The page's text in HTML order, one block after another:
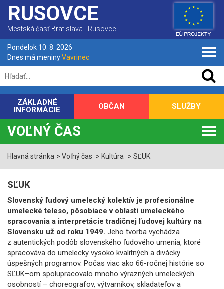
RUSOVCE
Mestská časť Bratislava - Rusovce
Pondelok 10. 8. 2026
Dnes má meninyVavrinec
ZÁKLADNÉ
INFORMÁCIE
OBČAN SLUŽBY
VOĽNÝ ČAS
Hlavná stránka Voľný čas Kultúra SĽUK
SĽUK
Slovenský ľudový umelecký kolektív je profesionálne
umelecké teleso, pôsobiace v oblasti umeleckého
spracovania a interpretácie tradičnej ľudovej kultúry na
Slovensku už od roku 1949. Jeho tvorba vychádza
z autentických podôb slovenského ľudového umenia, ktoré
spracováva do umelecky vysoko kvalitných a divácky
úspešných programov. Počas viac ako 66-ročnej histórie so
SĽUK–om spolupracovalo mnoho výrazných umeleckých
osobností – choreografov, výtvarníkov, skladateľov a